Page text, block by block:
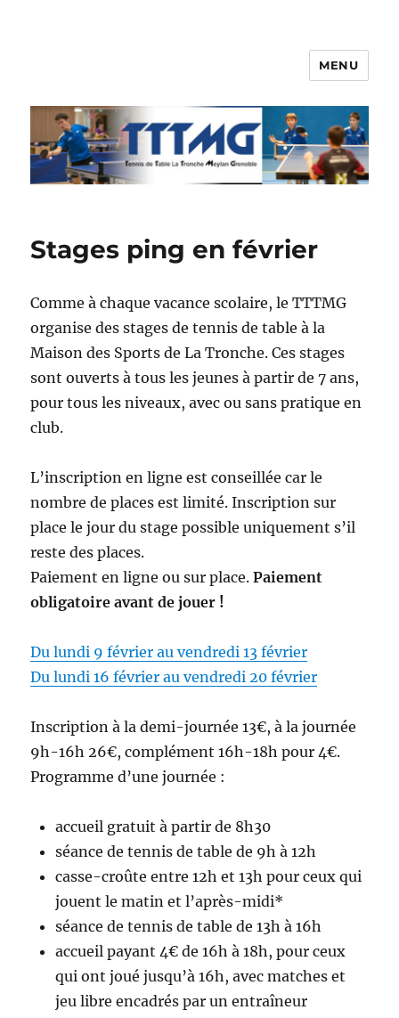
MENU
Stages ping en février
Comme à chaque vacance scolaire, le TTTMG
organise des stages de tennis de table à la
Maison des Sports de La Tronche. Ces stages
sont ouverts à tous les jeunes à partir de 7 ans,
pour tous les niveaux, avec ou sans pratique en
club.
L’inscription en ligne est conseillée car le
nombre de places est limité. Inscription sur
place le jour du stage possible uniquement s’il
reste des places.
Paiement en ligne ou sur place.Paiement
obligatoire avant de jouer !
Du lundi 9 février au vendredi 13 février
Du lundi 16 février au vendredi 20 février
Inscription à la demi-journée 13€, à la journée
9h-16h 26€, complément 16h-18h pour 4€.
Programme d’une journée :
accueil gratuit à partir de 8h30
séance de tennis de table de 9h à 12h
casse-croûte entre 12h et 13h pour ceux qui
jouent le matin et l’après-midi*
séance de tennis de table de 13h à 16h
accueil payant 4€ de 16h à 18h, pour ceux
qui ont joué jusqu’à 16h, avec matches et
jeu libre encadrés par un entraîneur